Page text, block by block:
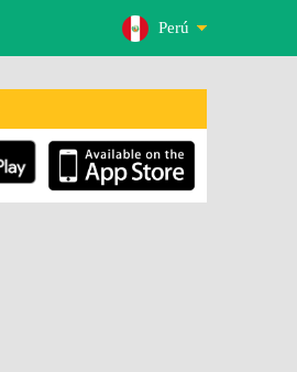
Perú